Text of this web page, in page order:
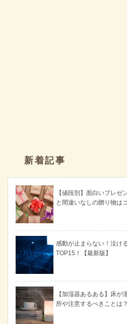
新着記事
【値段別】面白いプレゼ
と間違いなしの贈り物は
感動が止まらない！泣け
TOP15！【最新版】
【加湿器あるある】床
所や注意するべきことは？